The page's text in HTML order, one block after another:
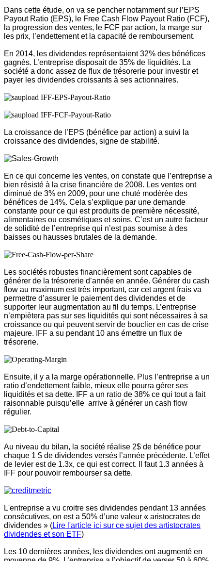
Dans cette étude, on va se pencher notamment sur l’EPS
Payout Ratio (EPS), le Free Cash Flow Payout Ratio (FCF),
la progression des ventes, le FCF par action, la marge sur
les prix, l’endettement et la capacité de remboursement.
En 2014, les dividendes représentaient 32% des bénéfices
gagnés. L’entreprise disposait de 35% de liquidités. La
société a donc assez de flux de trésorerie pour investir et
payer les dividendes croissants à ses actionnaires.
La croissance de l’EPS (bénéfice par action) a suivi la
croissance des dividendes, signe de stabilité.
En ce qui concerne les ventes, on constate que l’entreprise a
bien résisté à la crise financière de 2008. Les ventes ont
diminué de 3% en 2009, pour une chuté modérée des
bénéfices de 14%. Cela s’explique par une demande
constante pour ce qui est produits de première nécessité,
alimentaires ou cosmétiques et soins. C’est un autre facteur
de solidité de l’entreprise qui n’est pas soumise à des
baisses ou hausses brutales de la demande.
Les sociétés robustes financièrement sont capables de
générer de la trésorerie d’année en année. Générer du cash
flow au maximum est très important, car cet argent frais va
permettre d’assurer le paiement des dividendes et de
supporter leur augmentation au fil du temps. L’entreprise
n’empiètera pas sur ses liquidités qui sont nécessaires à sa
croissance ou qui peuvent servir de bouclier en cas de crise
majeure. IFF a su pendant 10 ans émettre un flux de
trésorerie.
Ensuite, il y a la marge opérationnelle. Plus l’entreprise a un
ratio d’endettement faible, mieux elle pourra gérer ses
liquidités et sa dette. IFF a un ratio de 38% ce qui tout a fait
raisonnable puisqu’elle arrive à générer un cash flow
régulier.
Au niveau du bilan, la société réalise 2$ de bénéfice pour
chaque 1 $ de dividendes versés l’année précédente. L’effet
de levier est de 1.3x, ce qui est correct. Il faut 1.3 années à
IFF pour pouvoir rembourser sa dette.
L'entreprise a vu croitre ses dividendes pendant 13 années
consécutives, on est a 50% d’une valeur « aristocrates de
dividendes » (Lire l'article ici sur ce sujet des artistocrates
dividendes et son ETF)
Les 10 dernières années, les dividendes ont augmenté en